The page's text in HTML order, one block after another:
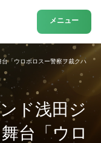
メニュー
ド浅田ジ
台「ウロ
「ウロボロスー警察ヲ裁クハ